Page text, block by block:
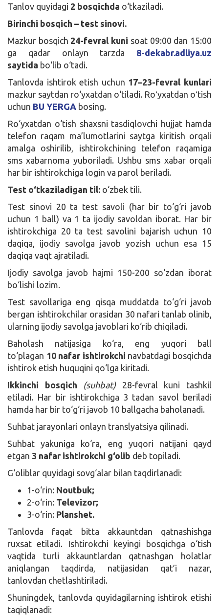
Tanlov quyidagi 2 bosqichda o‘tkaziladi.
Birinchi bosqich – test sinovi.
Mazkur bosqich 24-fevral kuni soat 09:00 dan 15:00
ga qadar onlayn tarzda 8-dekabr.adliya.uz
saytida bo‘lib o‘tadi.
Tanlovda ishtirok etish uchun 17–23-fevral kunlari
mazkur saytdan ro‘yxatdan o‘tiladi. Roʻyxatdan oʻtish
uchun BU YERGA bosing.
Ro‘yxatdan o‘tish shaxsni tasdiqlovchi hujjat hamda
telefon raqam ma’lumotlarini saytga kiritish orqali
amalga oshirilib, ishtirokchining telefon raqamiga
sms xabarnoma yuboriladi. Ushbu sms xabar orqali
har bir ishtirokchiga login va parol beriladi.
Test o‘tkaziladigan til: o‘zbek tili.
Test sinovi 20 ta test savoli (har bir to‘g‘ri javob
uchun 1 ball) va 1 ta ijodiy savoldan iborat. Har bir
ishtirokchiga 20 ta test savolini bajarish uchun 10
daqiqa, ijodiy savolga javob yozish uchun esa 15
daqiqa vaqt ajratiladi.
Ijodiy savolga javob hajmi 150-200 so‘zdan iborat
bo‘lishi lozim.
Test savollariga eng qisqa muddatda to‘g‘ri javob
bergan ishtirokchilar orasidan 30 nafari tanlab olinib,
ularning ijodiy savolga javoblari ko‘rib chiqiladi.
Baholash natijasiga ko‘ra, eng yuqori ball
to‘plagan 10 nafar ishtirokchi navbatdagi bosqichda
ishtirok etish huquqini qo‘lga kiritadi.
Ikkinchi bosqich
(suhbat)28-fevral kuni tashkil
etiladi. Har bir ishtirokchiga 3 tadan savol beriladi
hamda har bir to‘g‘ri javob 10 ballgacha baholanadi.
Suhbat jarayonlari onlayn translyatsiya qilinadi.
Suhbat yakuniga ko‘ra, eng yuqori natijani qayd
etgan 3 nafar ishtirokchi g‘olib deb topiladi.
G‘oliblar quyidagi sovg‘alar bilan taqdirlanadi:
1-o‘rin: Noutbuk;
2-o‘rin: Televizor;
3-o‘rin: Planshet.
Tanlovda faqat bitta akkauntdan qatnashishga
ruxsat etiladi. Ishtirokchi keyingi bosqichga o‘tish
vaqtida turli akkauntlardan qatnashgan holatlar
aniqlangan taqdirda, natijasidan qat’i nazar,
tanlovdan chetlashtiriladi.
Shuningdek, tanlovda quyidagilarning ishtirok etishi
taqiqlanadi: